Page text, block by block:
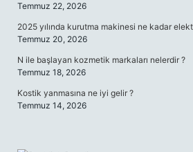
Temmuz 22, 2026
2025 yılında kurutma makinesi ne kadar
Temmuz 20, 2026
N ile başlayan kozmetik markaları nelerdir ?
Temmuz 18, 2026
Kostik yanmasına ne iyi gelir ?
Temmuz 14, 2026